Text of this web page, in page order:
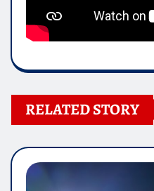
RELATED STORY